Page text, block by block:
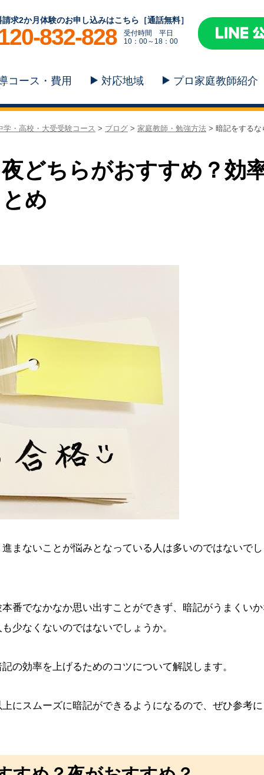
請求2か月体験のお申し込みはこちら［通話無料］
832-828
受付時間 平日
10：00～18：00
コース・費用 対応地域 プロ家庭教師紹介
・高校・大受受験コース > ブログ > 家庭教師・勉強方法 > 暗記をするな
どちらがおすすめ？効
め
まないことが悩みとなっている人は多いのではないで
番でなかなか思い出すことができず、暗記がうまくい
少なくないのではないでしょうか。
の効率を上げるためのコツについて解説します。
にスムーズに暗記ができるようになるので、ぜひ参考